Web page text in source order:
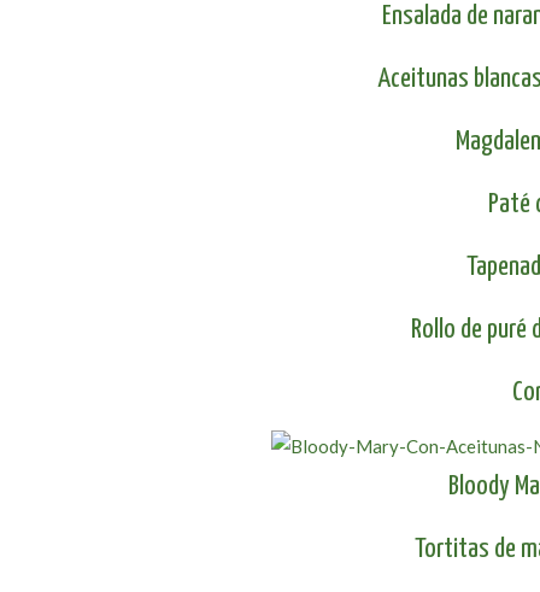
Ensalada de
Aceitunas
Paté
Rollo de
Bloody
Tortitas de